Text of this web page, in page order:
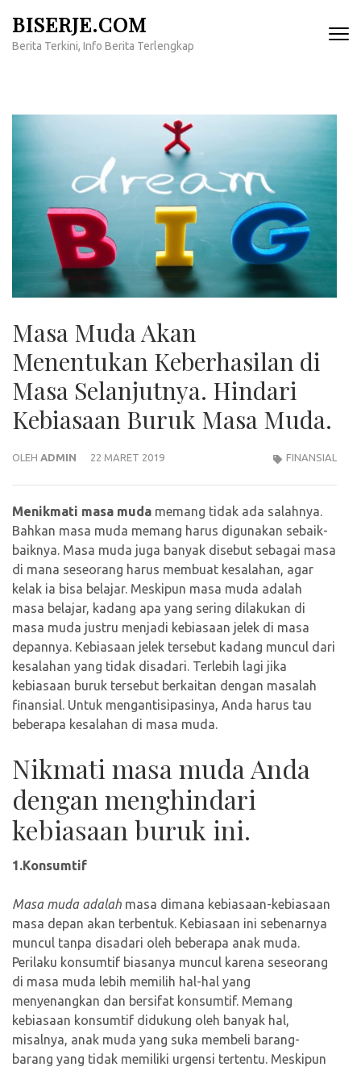
konten
BISERJE.COM
Berita Terkini, Info Berita Terlengkap
Masa Muda Akan
Menentukan Keberhasilan di
Masa Selanjutnya. Hindari
Kebiasaan Buruk Masa Muda.
OLEH ADMIN 22 MARET 2019 FINANSIAL
Menikmati masa muda memang tidak ada salahnya.
Bahkan masa muda memang harus digunakan sebaik-
baiknya. Masa muda juga banyak disebut sebagai masa
di mana seseorang harus membuat kesalahan, agar
kelak ia bisa belajar. Meskipun masa muda adalah
masa belajar, kadang apa yang sering dilakukan di
masa muda justru menjadi kebiasaan jelek di masa
depannya. Kebiasaan jelek tersebut kadang muncul dari
kesalahan yang tidak disadari. Terlebih lagi jika
kebiasaan buruk tersebut berkaitan dengan masalah
finansial. Untuk mengantisipasinya, Anda harus tau
beberapa kesalahan di masa muda.
Nikmati masa muda Anda
dengan menghindari
kebiasaan buruk ini.
1.Konsumtif
Masa muda adalah masa dimana kebiasaan-kebiasaan
masa depan akan terbentuk. Kebiasaan ini sebenarnya
muncul tanpa disadari oleh beberapa anak muda.
Perilaku konsumtif biasanya muncul karena seseorang
di masa muda lebih memilih hal-hal yang
menyenangkan dan bersifat konsumtif. Memang
kebiasaan konsumtif didukung oleh banyak hal,
misalnya, anak muda yang suka membeli barang-
barang yang tidak memiliki urgensi tertentu. Meskipun